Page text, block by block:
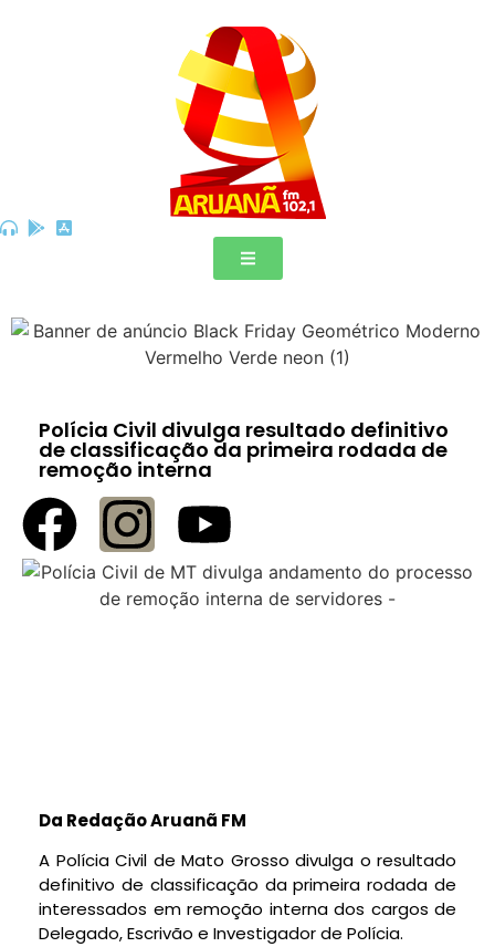
Polícia Civil divulga resultado definitivo
de classificação da primeira rodada de
remoção interna
Da Redação Aruanã FM
A Polícia Civil de Mato Grosso divulga o resultado
definitivo de classificação da primeira rodada de
interessados em remoção interna dos cargos de
Delegado, Escrivão e Investigador de Polícia.